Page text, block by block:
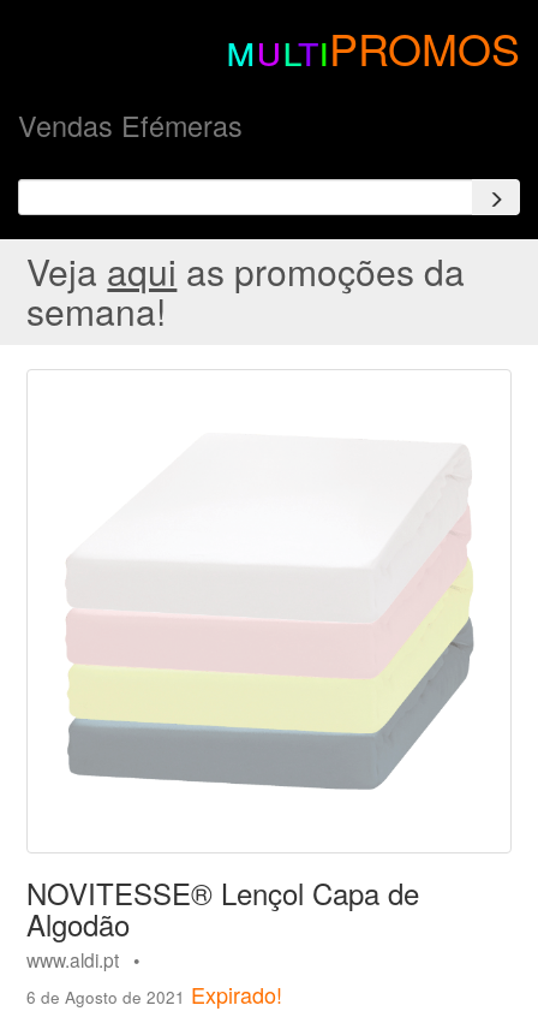
multiPROMOS
Vendas Efémeras
Veja aqui as promoções da
semana!
NOVITESSE® Lençol Capa de
Algodão
www.aldi.pt •
6 de Agosto de 2021 Expirado!